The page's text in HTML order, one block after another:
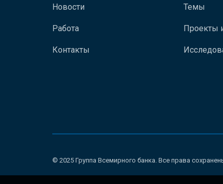
Новости
Работа
Контакты
Темы
Проекты
© 2025 Группа Всемирного банка. Все права